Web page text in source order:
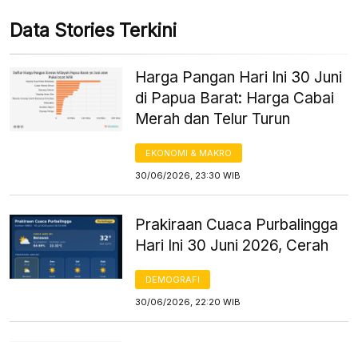
Data Stories Terkini
Harga Pangan Hari Ini 30 Juni
di Papua Barat: Harga Cabai
Merah dan Telur Turun
EKONOMI & MAKRO
30/06/2026, 23:30 WIB
Prakiraan Cuaca Purbalingga
Hari Ini 30 Juni 2026, Cerah
DEMOGRAFI
30/06/2026, 22:20 WIB